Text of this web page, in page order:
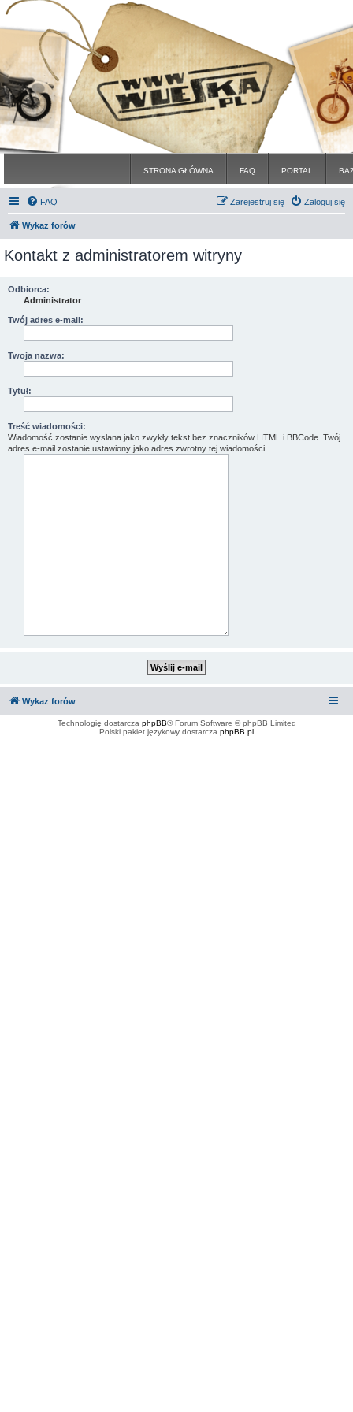
STRONA GŁÓWNA FAQ PORTAL
FAQ Zaloguj się
Zarejestruj się
Wykaz forów
Kontakt z administratorem witryny
Odbiorca:
Administrator
Twój adres e-mail:
Twoja nazwa:
Tytuł:
Treść wiadomości:
Wiadomość zostanie wysłana jako zwykły tekst bez znaczników HTML i BBCode. Twój
adres e-mail zostanie ustawiony jako adres zwrotny tej wiadomości.
Wykaz forów
Technologię dostarcza phpBB® Forum Software © phpBB Limited
Polski pakiet językowy dostarcza phpBB.pl